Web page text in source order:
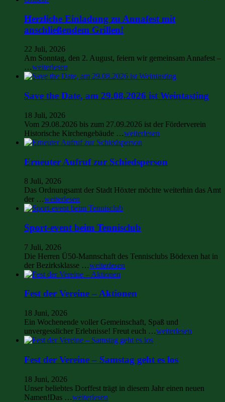
Herzliche Einladung zu Annafest mit
anschließendem Grillen!
22 Juli, 2026
Am Sonntag, den 2. August, feiern wir gemeinsam Annafest –
…weiterlesen
Save the Date, am 29.08.2026 ist Weintasting
18 Juli, 2026
Vom 29.08.2026 bis zum 27.09.2026 ist der Förderverein
Historische Kirchengebäude …weiterlesen
Erneuter Aufruf zur Schiedsperson
8 Juli, 2026
Das Ordnungsamt der Stadt Höxter möchte weiterhin das Amt
der …weiterlesen
Sport-event beim Tennisclub
7 Juli, 2026
Die Herren Ü50-Mannschaft des Tennisclubs Bödexen hat in
der Bezirksklasse …weiterlesen
Fest der Vereine – Aktionen
18 Juni, 2026
Ein Wochenende voller Gemeinschaft, Spaß und
unvergesslicher Erlebnisse! Freut euch …weiterlesen
Fest der Vereine – Samstag geht es los
18 Juni, 2026
Unser beliebtes Dorffest trägt in diesem Jahr einen neuen
Namen!Das …weiterlesen